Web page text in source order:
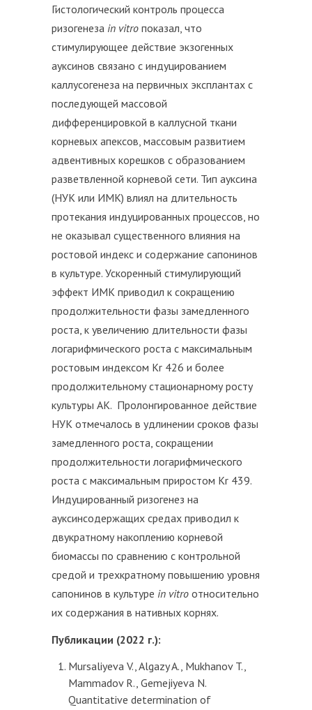
Гистологический контроль процесса
ризогенеза in vitro показал, что
стимулирующее действие экзогенных
ауксинов связано с индуцированием
каллусогенеза на первичных эксплантах с
последующей массовой
дифференцировкой в каллусной ткани
корневых апексов, массовым развитием
адвентивных корешков с образованием
разветвленной корневой сети. Тип ауксина
(НУК или ИМК) влиял на длительность
протекания индуцированных процессов, но
не оказывал существенного влияния на
ростовой индекс и содержание сапонинов
в культуре. Ускоренный стимулирующий
эффект ИМК приводил к сокращению
продолжительности фазы замедленного
роста, к увеличению длительности фазы
логарифмического роста с максимальным
ростовым индексом Kr 426 и более
продолжительному стационарному росту
культуры АК. Пролонгированное действие
НУК отмечалось в удлинении сроков фазы
замедленного роста, сокращении
продолжительности логарифмического
роста с максимальным приростом Kr 439.
Индуцированный ризогенез на
ауксинсодержащих средах приводил к
двукратному накоплению корневой
биомассы по сравнению с контрольной
средой и трехкратному повышению уровня
сапонинов в культуре in vitro относительно
их содержания в нативных корнях.
Публикации (2022 г.):
Mursaliyeva V., Algazy A., Mukhanov T.,
Mammadov R., Gemejiyeva N.
Quantitative determination of